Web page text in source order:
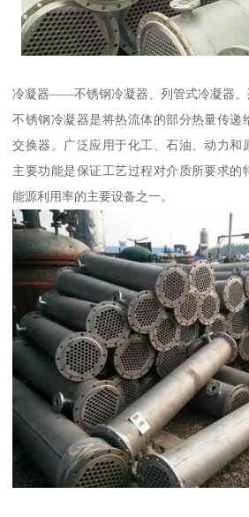
冷凝器——不锈钢冷凝器、列管式冷凝器、
不锈钢冷凝器是将热流体的部分热量传递
交换器。广泛应用于化工、石油、动力和
主要功能是保证工艺过程对介质所要求的
能源利用率的主要设备之一。